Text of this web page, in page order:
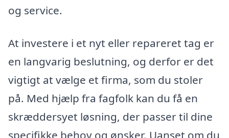
og service.
At investere i et nyt eller repareret tag er
en langvarig beslutning, og derfor er det
vigtigt at vælge et firma, som du stoler
på. Med hjælp fra fagfolk kan du få en
skræddersyet løsning, der passer til dine
specifikke behov og ønsker. Uanset om du